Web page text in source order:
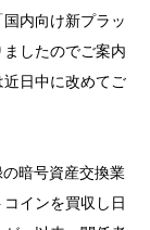
内向け新プラッ
したのでご案内
日中に改めてご
暗号資産交換業
インを買収し日